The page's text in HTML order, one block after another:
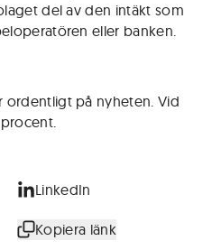
del av den intäkt som
eller banken.
ordentligt på nyheten. Vid
LinkedIn
Kopiera länk